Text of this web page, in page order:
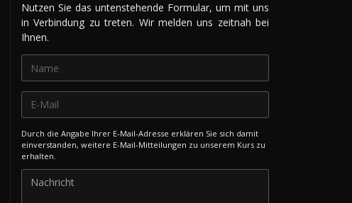
Nutzen Sie das untenstehende Formular, um mit uns
in Verbindung zu treten. Wir melden uns zeitnah bei
Ihnen.
Durch die Angabe Ihrer E-Mail-Adresse erklären Sie sich damit
einverstanden, weitere E-Mail-Mitteilungen zu unserem Kurs zu
erhalten.